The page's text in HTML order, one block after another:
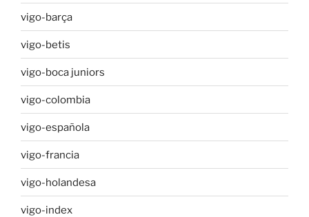
vigo-barça
vigo-betis
vigo-boca juniors
vigo-colombia
vigo-española
vigo-francia
vigo-holandesa
vigo-index